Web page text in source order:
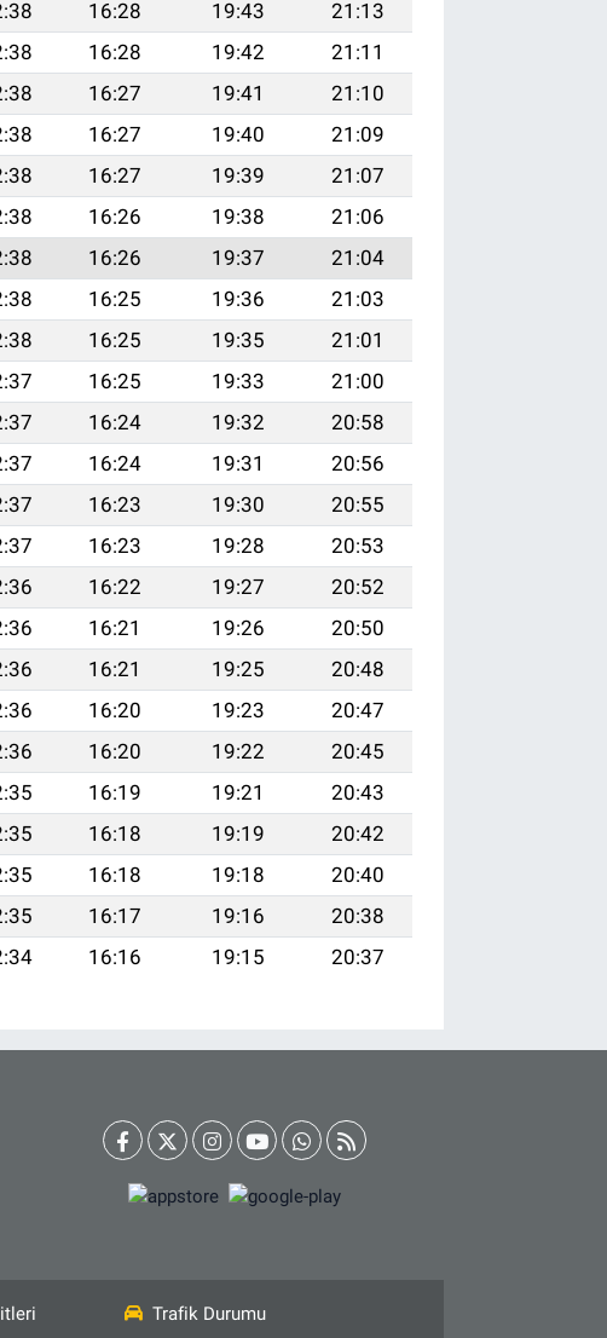
16:28 19:43
21:13
16:28 19:42
21:11
16:27 19:41
21:10
16:27 19:40
21:09
16:27 19:39
21:07
16:26 19:38
21:06
16:26 19:37
21:04
16:25 19:36
21:03
16:25 19:35
21:01
16:25 19:33
21:00
16:24 19:32
20:58
16:24 19:31
20:56
16:23 19:30
20:55
16:23 19:28
20:53
16:22 19:27
20:52
16:21 19:26
20:50
16:21 19:25
20:48
16:20 19:23
20:47
16:20 19:22
20:45
16:19 19:21
20:43
16:18 19:19
20:42
16:18 19:18
20:40
16:17 19:16
20:38
16:16 19:15 20:37
Trafik Durumu